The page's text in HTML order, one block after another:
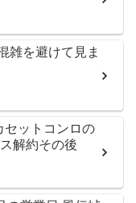
雑を避けて見ま
セットコンロの
解約その後